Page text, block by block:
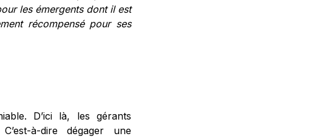
les émergents dont il est
récompensé pour ses
D’ici là, les gérants
à-dire dégager une